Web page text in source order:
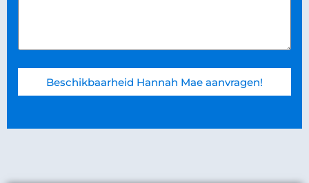
Beschikbaarheid Hannah Mae aanvragen!